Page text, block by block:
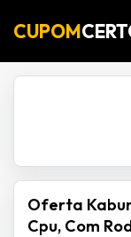
CUPOM
Oferta
Cpu, Com